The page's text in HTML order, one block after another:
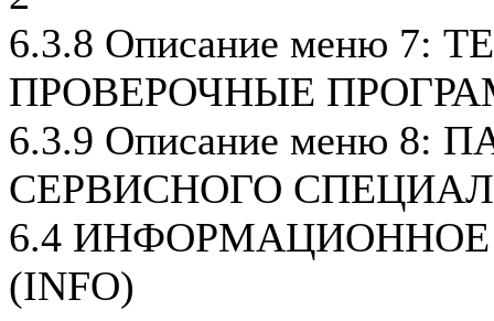
6.3.8 Описание меню 7:
ПРОВЕРОЧНЫЕ
6.3.9 Описание меню 8:
СЕРВИСНОГО
6.4
(INFO)